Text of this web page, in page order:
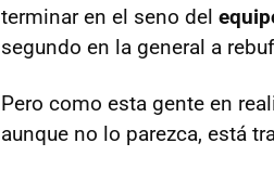
terminar en el seno del
segundo en la general a
Pero como esta gente en
aunque no lo parezca, está